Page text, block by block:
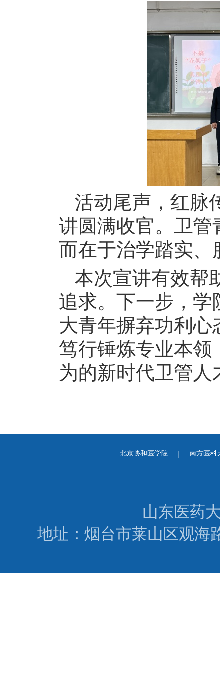
活动尾声，红脉
讲圆满收官。卫管
而在于治学踏实、
本次宣讲有效帮
追求。下一步，
大青年摒弃功利
笃行锤炼专业本
为的新时代卫管人
北京协和医学院 南方医科
山东医药
地址：烟台市莱山区观海